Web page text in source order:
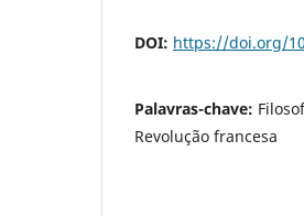
DOI: https://doi.org/
Palavras-chave:
Revolução francesa